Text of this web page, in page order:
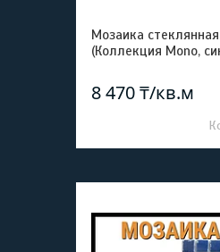
Мозаика
(Коллекция Mono,
8 470 ₸/кв.м